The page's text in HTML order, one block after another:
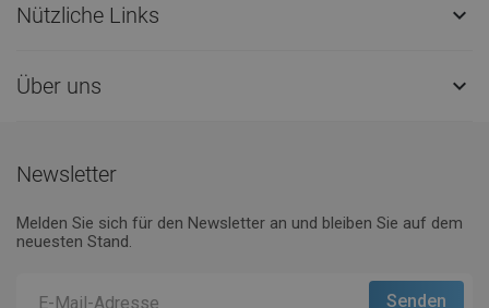
Nützliche Links 
Über uns 
Newsletter
Melden Sie sich für den Newsletter an und bleiben Sie auf dem
neuesten Stand.